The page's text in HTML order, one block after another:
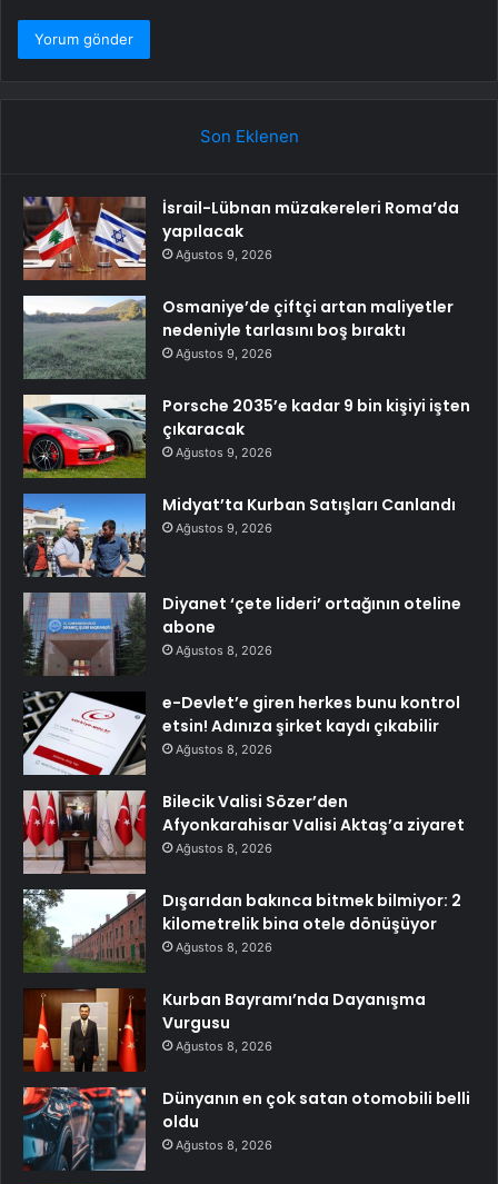
Son Eklenen
İsrail-Lübnan müzakereleri Roma’da
yapılacak
Ağustos 9, 2026
Osmaniye’de çiftçi artan maliyetler
nedeniyle tarlasını boş bıraktı
Ağustos 9, 2026
Porsche 2035’e kadar 9 bin kişiyi işten
çıkaracak
Ağustos 9, 2026
Midyat’ta Kurban Satışları Canlandı
Ağustos 9, 2026
Diyanet ‘çete lideri’ ortağının oteline
abone
Ağustos 8, 2026
e-Devlet’e giren herkes bunu kontrol
etsin! Adınıza şirket kaydı çıkabilir
Ağustos 8, 2026
Bilecik Valisi Sözer’den
Afyonkarahisar Valisi Aktaş’a ziyaret
Ağustos 8, 2026
Dışarıdan bakınca bitmek bilmiyor: 2
kilometrelik bina otele dönüşüyor
Ağustos 8, 2026
Kurban Bayramı’nda Dayanışma
Vurgusu
Ağustos 8, 2026
Dünyanın en çok satan otomobili belli
oldu
Ağustos 8, 2026